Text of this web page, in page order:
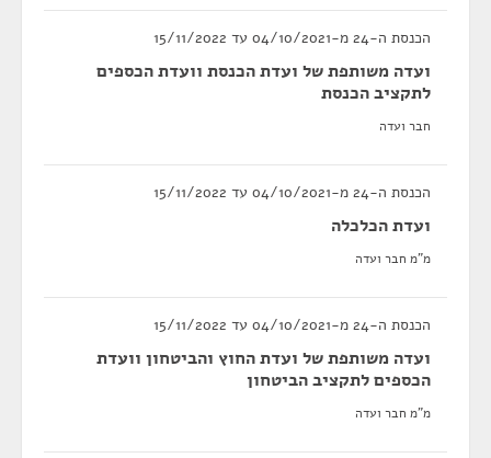
הכנסת ה-24 מ-04/10/2021 עד 15/11/2022
ועדה משותפת של ועדת הכנסת וועדת הכספים
לתקציב הכנסת
חבר ועדה
הכנסת ה-24 מ-04/10/2021 עד 15/11/2022
ועדת הכלכלה
מ"מ חבר ועדה
הכנסת ה-24 מ-04/10/2021 עד 15/11/2022
ועדה משותפת של ועדת החוץ והביטחון וועדת
הכספים לתקציב הביטחון
מ"מ חבר ועדה